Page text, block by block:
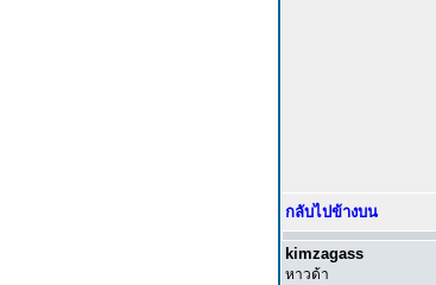
กลับไปข้างบน
kimzagass
หาวด้า